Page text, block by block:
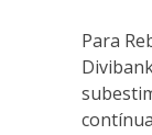
Para